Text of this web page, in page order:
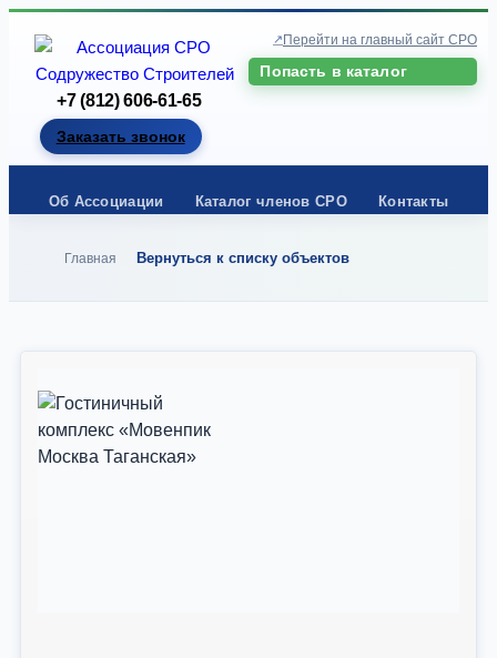
Перейти на главный сайт СРО
Попасть в каталог
+7 (812) 606-61-65
Заказать звонок
Об Ассоциации Каталог членов СРО Контакты
Главная Вернуться к списку объектов